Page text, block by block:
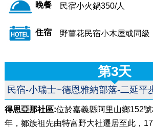
晚餐 民宿小火鍋350/人
住宿 野薑花民宿小木屋或同級
第3天
民宿-小瑞士~德恩雅納部落-二延平
得恩亞那社區:位於嘉義縣阿里山鄉152
年，鄒族祖先由特富野大社遷居至此，